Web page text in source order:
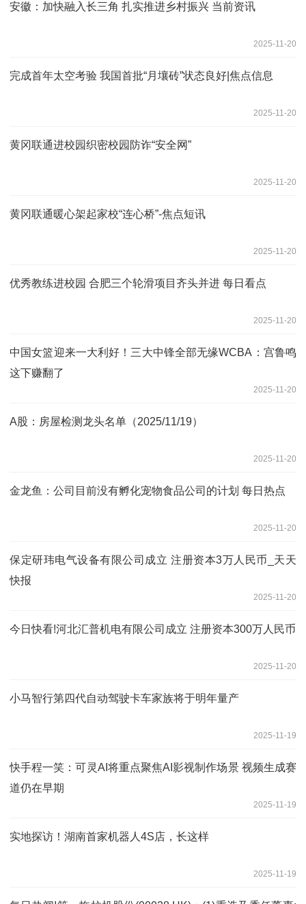
安徽：加快融入长三角 扎实推进乡村振兴 当前资讯
2025-11-20
完成首年太空考验 我国首批“月壤砖”状态良好|焦点信息
2025-11-20
黄冈联通进校园织密校园防诈“安全网”
2025-11-20
黄冈联通暖心架起家校“连心桥”-焦点短讯
2025-11-20
优秀教练进校园 合肥三个轮滑项目齐头并进 每日看点
2025-11-20
中国女篮迎来一大利好！三大中锋全部无缘WCBA：宫鲁鸣
这下赚翻了
2025-11-20
A股：房屋检测龙头名单（2025/11/19）
2025-11-20
金龙鱼：公司目前没有孵化宠物食品公司的计划 每日热点
2025-11-20
保定研玮电气设备有限公司成立 注册资本3万人民币_天天
快报
2025-11-20
今日快看!河北汇普机电有限公司成立 注册资本300万人民币
2025-11-20
小马智行第四代自动驾驶卡车家族将于明年量产
2025-11-19
快手程一笑：可灵AI将重点聚焦AI影视制作场景 视频生成赛
道仍在早期
2025-11-19
实地探访！湖南首家机器人4S店，长这样
2025-11-19